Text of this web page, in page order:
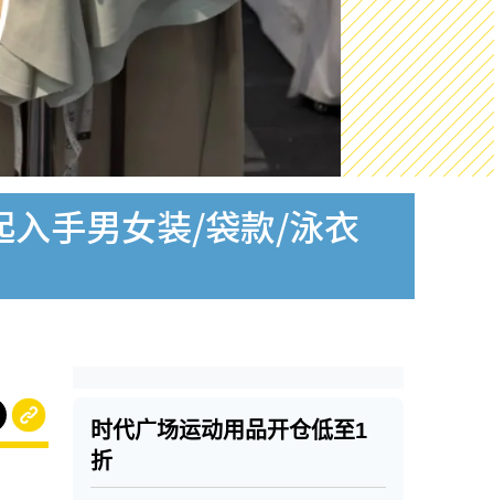
入手男女装/袋款/泳衣
时代广场运动用品开仓低至1
折